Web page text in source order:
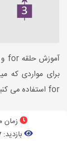
برای مواردی که
for استفاده می کنیم.
زمان
بازدید: